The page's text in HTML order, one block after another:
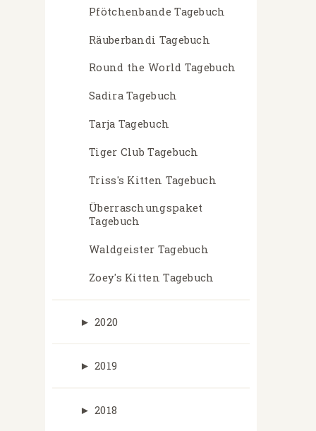
Pfötchenbande Tagebuch
Räuberbandi Tagebuch
Round the World Tagebuch
Sadira Tagebuch
Tarja Tagebuch
Tiger Club Tagebuch
Triss's Kitten Tagebuch
Überraschungspaket
Tagebuch
Waldgeister Tagebuch
Zoey's Kitten Tagebuch
► 2020
► 2019
► 2018